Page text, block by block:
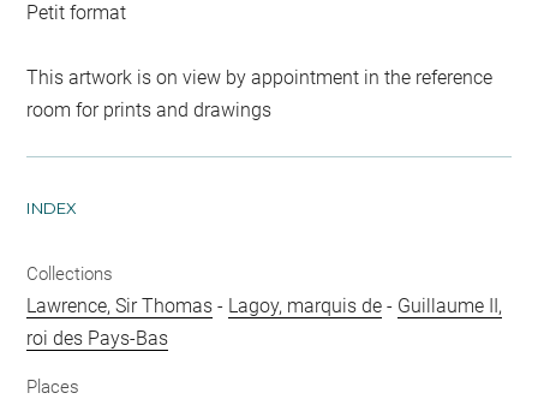
Petit format
This artwork is on view by appointment in the reference
room for prints and drawings
INDEX
Collections
Lawrence, Sir Thomas - Lagoy, marquis de - Guillaume II,
roi des Pays-Bas
Places